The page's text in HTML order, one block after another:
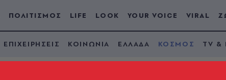
ΠΟΛΙΤΙΣΜΟΣ LIFE LOOK YOUR VOICE VIRAL
ΕΠΙΧΕΙΡΗΣΕΙΣ ΚΟΙΝΩΝΙΑ ΕΛΛΑΔΑ ΚΟΣΜΟΣ TV &